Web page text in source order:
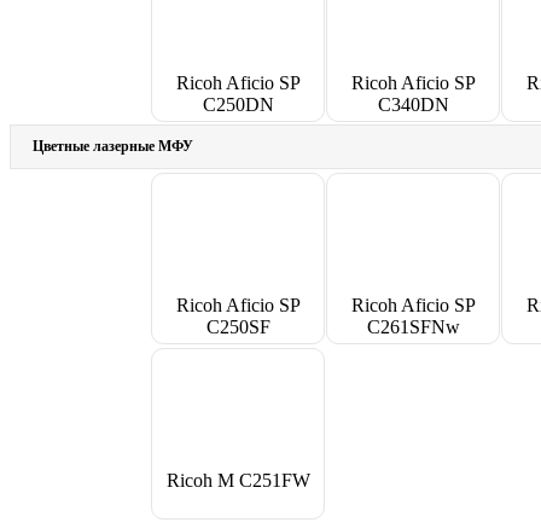
Ricoh Aficio SP
C250DN
Ricoh Aficio SP
C340DN
Цветные лазерные МФУ
Ricoh Aficio SP
C250SF
Ricoh Aficio SP
C261SFNw
Ricoh M C251FW